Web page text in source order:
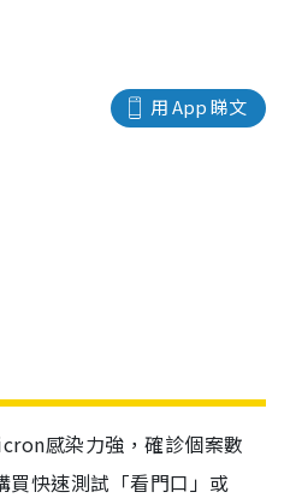
用 App 睇文
感染力強，確診個案數
買快速測試「看門口」或